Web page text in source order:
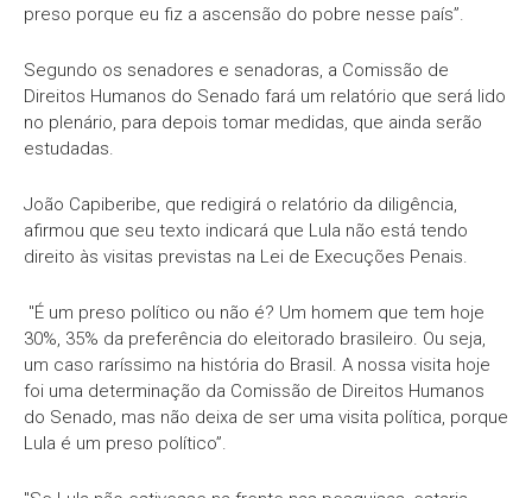
preso porque eu fiz a ascensão do pobre nesse país”.
Segundo os senadores e senadoras, a Comissão de
Direitos Humanos do Senado fará um relatório que será lido
no plenário, para depois tomar medidas, que ainda serão
estudadas.
João Capiberibe, que redigirá o relatório da diligência,
afirmou que seu texto indicará que Lula não está tendo
direito às visitas previstas na Lei de Execuções Penais.
"É um preso político ou não é? Um homem que tem hoje
30%, 35% da preferência do eleitorado brasileiro. Ou seja,
um caso raríssimo na história do Brasil. A nossa visita hoje
foi uma determinação da Comissão de Direitos Humanos
do Senado, mas não deixa de ser uma visita política, porque
Lula é um preso político”.